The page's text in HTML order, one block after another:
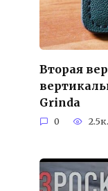
Вторая
Grinda
0 2.5к.